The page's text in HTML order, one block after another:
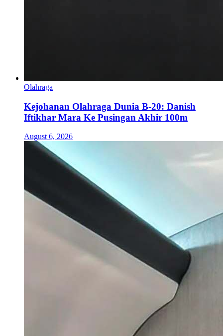
Olahraga
Kejohanan Olahraga Dunia B-20: Danish
Iftikhar Mara Ke Pusingan Akhir 100m
August 6, 2026